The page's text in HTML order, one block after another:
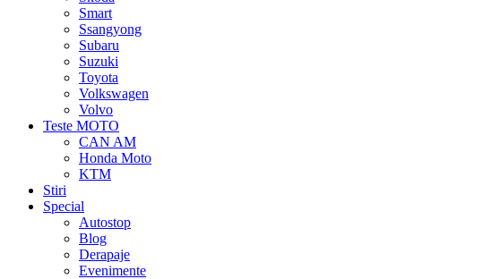
Smart
Ssangyong
Subaru
Suzuki
Toyota
Volkswagen
Volvo
Teste MOTO
CAN AM
Honda Moto
KTM
Stiri
Special
Autostop
Blog
Derapaje
Evenimente